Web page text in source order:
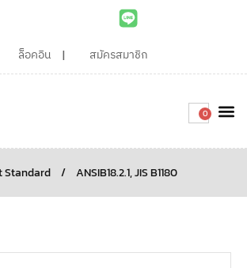
ล็อคอิน สมัครสมาชิก
0
Standard / ANSIB18.2.1, JIS B1180